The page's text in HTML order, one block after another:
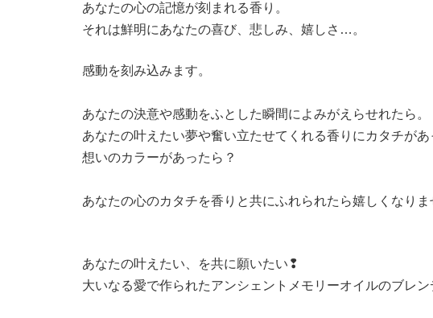
あなたの心の記憶が刻まれる香り。
それは鮮明にあなたの喜び、悲しみ、嬉しさ…。
感動を刻み込みます。
あなたの決意や感動をふとした瞬間によみがえらせれたら
あなたの叶えたい夢や奮い立たせてくれる香りにカタチが
想いのカラーがあったら？
あなたの心のカタチを香りと共にふれられたら嬉しくなりま
あなたの叶えたい、を共に願いたい❢
大いなる愛で作られたアンシェントメモリーオイルのブ